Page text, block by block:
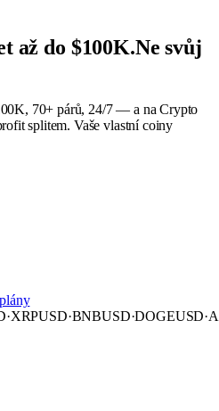
až do $100K.Ne svůj
70+ párů, 24/7 — a na Crypto
splitem. Vaše vlastní coiny
·XRPUSD·BNBUSD·DOGEUSD·